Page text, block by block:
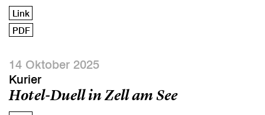
Link
PDF
14 Oktober 2025
Kurier
Hotel-Duell in Zell am See